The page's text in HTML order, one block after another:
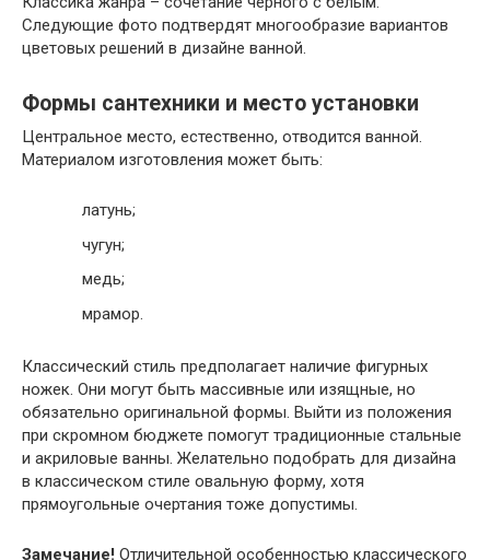
Следующие фото подтвердят многообразие вариантов
цветовых решений в дизайне ванной.
Формы сантехники и место установки
Центральное место, естественно, отводится ванной.
Материалом изготовления может быть:
латунь;
чугун;
медь;
мрамор.
Классический стиль предполагает наличие фигурных
ножек. Они могут быть массивные или изящные, но
обязательно оригинальной формы. Выйти из положения
при скромном бюджете помогут традиционные стальные
и акриловые ванны. Желательно подобрать для дизайна
в классическом стиле овальную форму, хотя
прямоугольные очертания тоже допустимы.
Замечание! Отличительной особенностью классического